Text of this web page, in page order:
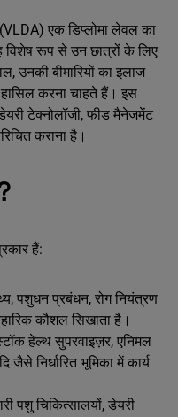
एक डिप्लोमा लेवल का
विशेष रूप से उन छात्रों के लिए
उनकी बीमारियों का इलाज
हासिल करना चाहते हैं। इस
डेयरी टेक्नोलॉजी, फीड मैनेजमेंट
कराना है।
हैं:
पशुधन प्रबंधन, रोग नियंत्रण
कौशल सिखाता है।
हेल्थ सुपरवाइज़र, एनिमल
निर्धारित भूमिका में कार्य
पशु चिकित्सालयों, डेयरी